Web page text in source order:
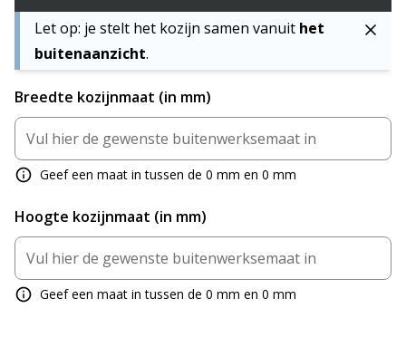
Let op: je stelt het kozijn samen vanuit het
buitenaanzicht.
Breedte kozijnmaat (in mm)
Geef een maat in tussen de 0 mm en 0 mm
Hoogte kozijnmaat (in mm)
Geef een maat in tussen de 0 mm en 0 mm